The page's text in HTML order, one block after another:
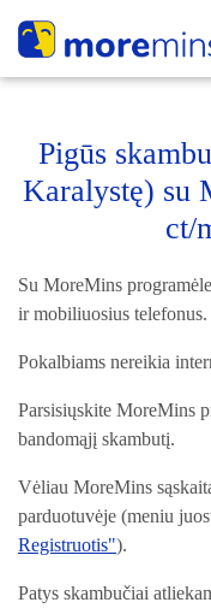
Pigūs
Karalystę) su
ct/
Su MoreMins
ir mobiliuosius telefonus.
Pokalbiams nereikia
Parsisiųskite MoreMins
bandomąjį skambutį.
Vėliau MoreMins
parduotuvėje (meniu
Registruotis").
Patys skambučiai